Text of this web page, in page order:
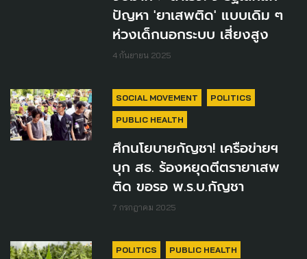
ปัญหา 'ยาเสพติด' แบบเดิม ๆ
ห่วงเด็กนอกระบบ เสี่ยงสูง
4 กันยายน 2025
SOCIAL MOVEMENT POLITICS
PUBLIC HEALTH
ศึกนโยบายกัญชา! เครือข่ายฯ
บุก สธ. ร้องหยุดตีตรายาเสพ
ติด ขอรอ พ.ร.บ.กัญชา
7 กรกฎาคม 2025
POLITICS PUBLIC HEALTH